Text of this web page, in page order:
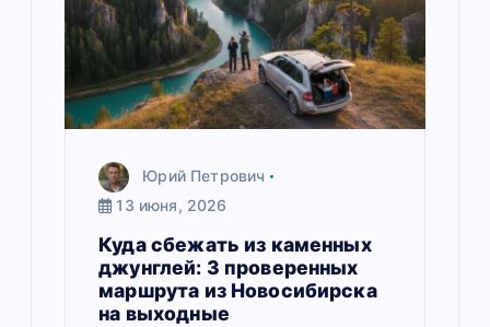
Юрий Петрович
13 июня, 2026
Куда сбежать из каменных
джунглей: 3 проверенных
маршрута из Новосибирска
на выходные